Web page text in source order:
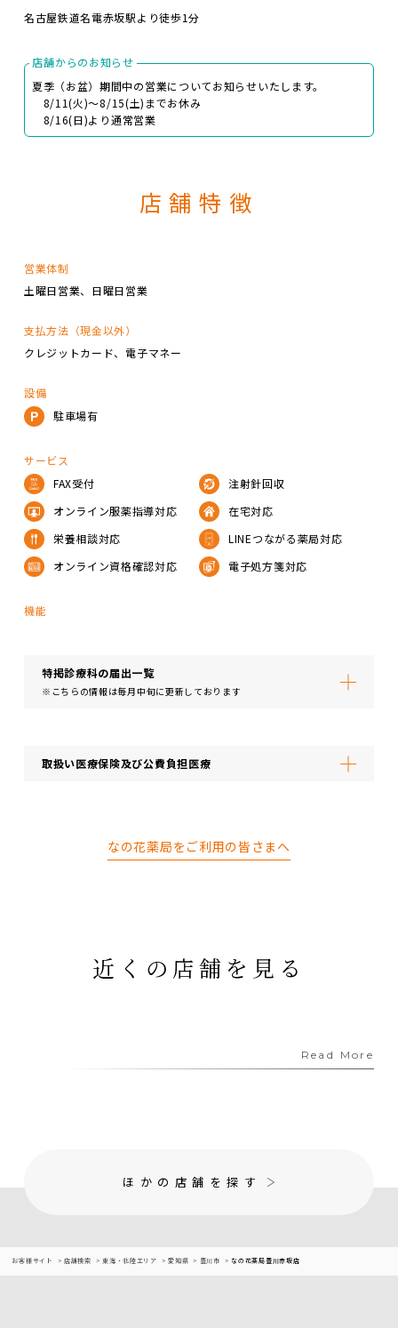
名古屋鉄道名電赤坂駅より徒歩1分
店舗からのお知らせ
夏季（お盆）期間中の営業についてお知らせいたします。
8/11(火)～8/15(土)までお休み
8/16(日)より通常営業
店舗特徴
営業体制
土曜日営業
日曜日営業
支払方法（現金以外）
クレジットカード
電子マネー
設備
駐車場有
サービス
FAX受付
注射針回収
オンライン服薬指導対応
在宅対応
栄養相談対応
LINEつながる薬局対応
オンライン資格確認対応
電子処方箋対応
機能
特掲診療科の届出⼀覧
※こちらの情報は毎月中旬に更新しております
取扱い医療保険及び公費負担医療
なの花薬局をご利用の皆さまへ
近くの店舗を見る
Read More
ほかの店舗を探す
お客様サイト 店舗検索 東海・北陸エリア 愛知県 豊川市 なの花薬局豊川赤坂店